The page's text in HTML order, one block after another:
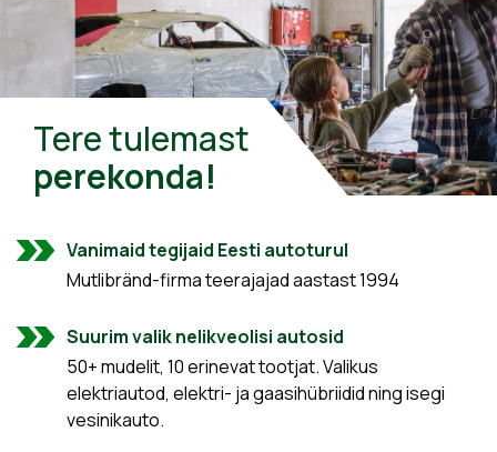
Tere tulemast
perekonda!
Vanimaid tegijaid Eesti autoturul
Mutlibränd-firma teerajajad aastast 1994
Suurim valik nelikveolisi autosid
50+ mudelit, 10 erinevat tootjat. Valikus
elektriautod, elektri- ja gaasihübriidid ning isegi
vesinikauto.